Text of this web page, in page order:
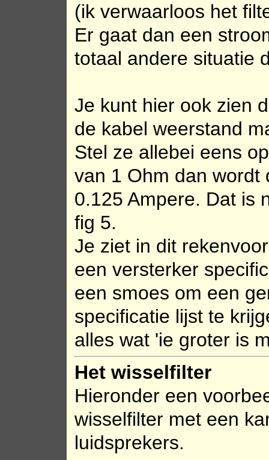
(ik verwaarloos het
Er gaat dan een
totaal andere situatie
Je kunt hier ook zien
de kabel weerstand
Stel ze allebei eens
van 1 Ohm dan wordt
0.125 Ampere. Dat is
fig 5.
Je ziet in dit
een versterker
een smoes om een
specificatie lijst te
alles wat 'ie groter is
Het wisselfilter
Hieronder een
wisselfilter met een
luidsprekers.